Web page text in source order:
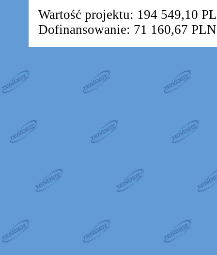
Wartość projektu: 194 549,10
Dofinansowanie: 71 160,67 PLN